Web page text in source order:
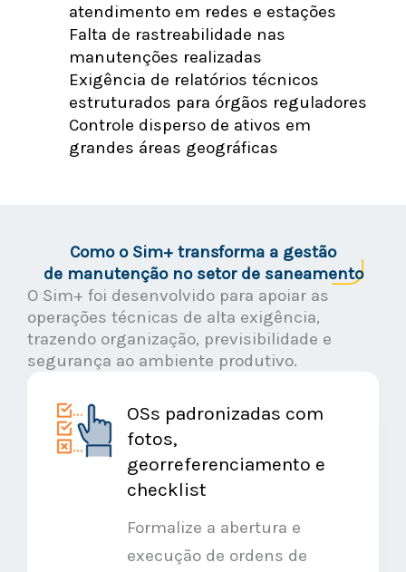
atendimento em redes e estações
Falta de rastreabilidade nas
manutenções realizadas
Exigência de relatórios técnicos
estruturados para órgãos reguladores
Controle disperso de ativos em
grandes áreas geográficas
Como o Sim+ transforma a gestão
de manutenção no setor de saneamento
O Sim+ foi desenvolvido para apoiar as
operações técnicas de alta exigência,
trazendo organização, previsibilidade e
segurança ao ambiente produtivo.
OSs padronizadas com
fotos,
georreferenciamento e
checklist
Formalize a abertura e
execução de ordens de